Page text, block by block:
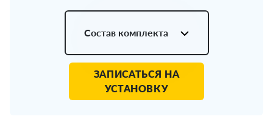
Состав комплекта
ЗАПИСАТЬСЯ НА
УСТАНОВКУ